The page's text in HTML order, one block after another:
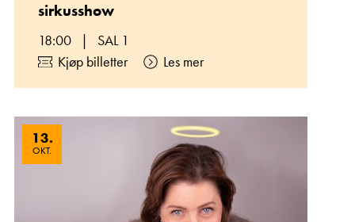
sirkusshow
18:00 |
SAL 1
Kjøp billetter
Les mer
13.
OKT.